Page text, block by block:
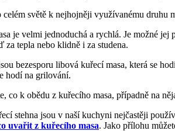
světě k nejhojněji využívanému druhu
je velmi jednoduchá a rychlá. Je možné
za tepla nebo klidně i za studena.
bezesporu libová kuřecí masa, která se
hodí na grilování.
co k obědu z kuřecího masa, případně na
stehna jsou v naší kuchyni nejčastěji
uvařit z kuřecího masa. Jako přílohu